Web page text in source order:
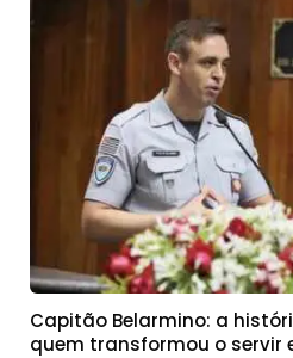
Capitão Belarmino: a
quem transformou o servir